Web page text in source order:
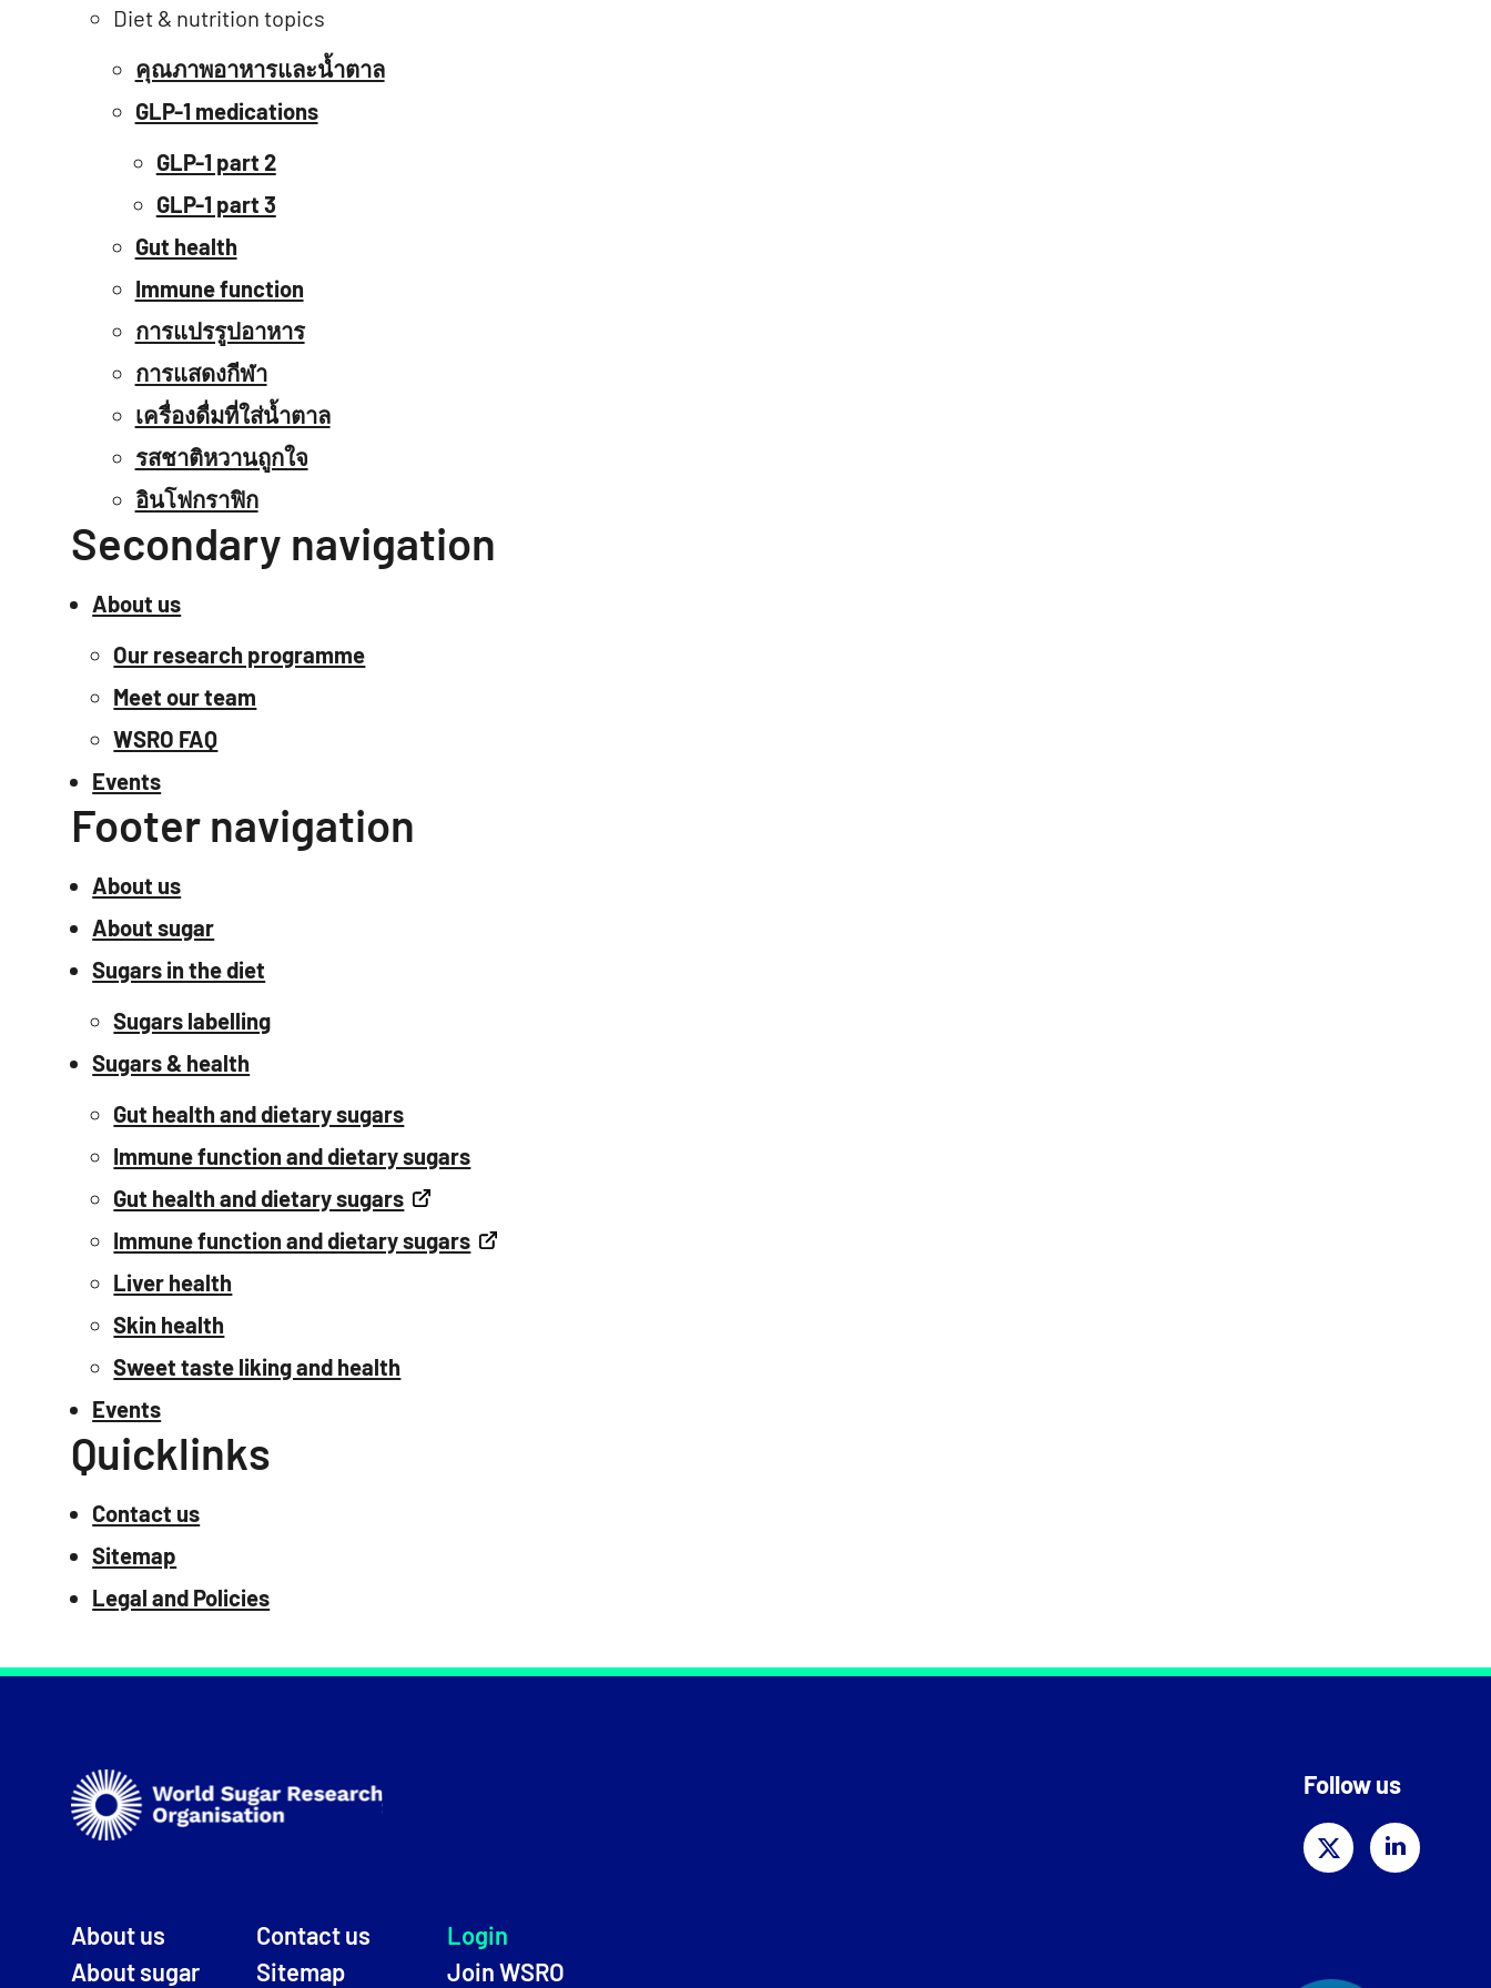
Diet & nutrition topics
คุณภาพอาหารและน้ำตาล
GLP-1 medications
GLP-1 part 2
GLP-1 part 3
Gut health
Immune function
การแปรรูปอาหาร
การแสดงกีฬา
เครื่องดื่มที่ใส่น้ำตาล
รสชาติหวานถูกใจ
อินโฟกราฟิก
Secondary navigation
About us
Our research programme
Meet our team
WSRO FAQ
Events
Footer navigation
About us
About sugar
Sugars in the diet
Sugars labelling
Sugars & health
Gut health and dietary sugars
Immune function and dietary sugars
Gut health and dietary sugars
Immune function and dietary sugars
Liver health
Skin health
Sweet taste liking and health
Events
Quicklinks
Contact us
Sitemap
Legal and Policies
Follow us
About us
About sugar
Contact us
Sitemap
Login
Join WSRO